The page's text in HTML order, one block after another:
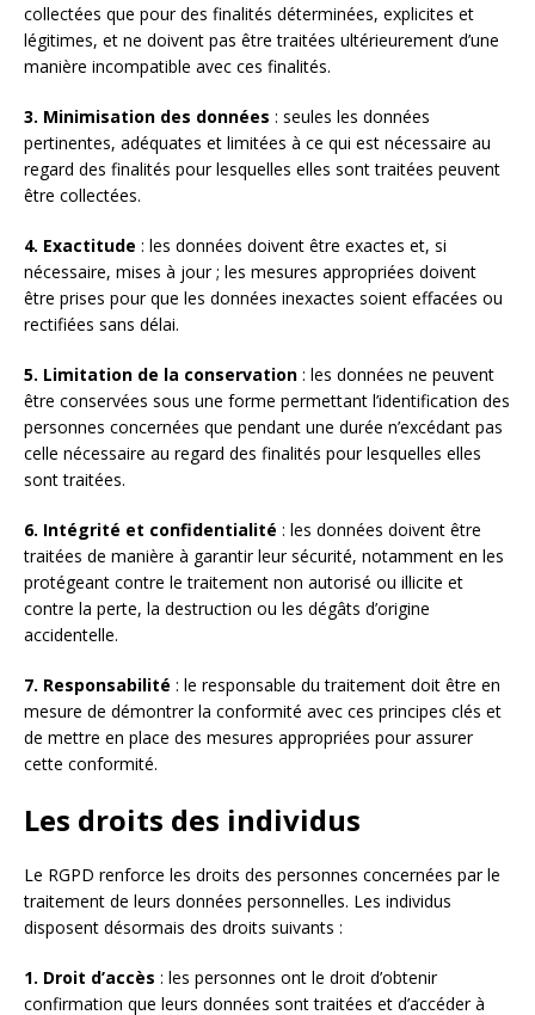
collectées que pour des finalités déterminées, explicites et
légitimes, et ne doivent pas être traitées ultérieurement d’une
manière incompatible avec ces finalités.
3. Minimisation des données : seules les données
pertinentes, adéquates et limitées à ce qui est nécessaire au
regard des finalités pour lesquelles elles sont traitées peuvent
être collectées.
4. Exactitude : les données doivent être exactes et, si
nécessaire, mises à jour ; les mesures appropriées doivent
être prises pour que les données inexactes soient effacées ou
rectifiées sans délai.
5. Limitation de la conservation : les données ne peuvent
être conservées sous une forme permettant l’identification des
personnes concernées que pendant une durée n’excédant pas
celle nécessaire au regard des finalités pour lesquelles elles
sont traitées.
6. Intégrité et confidentialité : les données doivent être
traitées de manière à garantir leur sécurité, notamment en les
protégeant contre le traitement non autorisé ou illicite et
contre la perte, la destruction ou les dégâts d’origine
accidentelle.
7. Responsabilité : le responsable du traitement doit être en
mesure de démontrer la conformité avec ces principes clés et
de mettre en place des mesures appropriées pour assurer
cette conformité.
Les droits des individus
Le RGPD renforce les droits des personnes concernées par le
traitement de leurs données personnelles. Les individus
disposent désormais des droits suivants :
1. Droit d’accès : les personnes ont le droit d’obtenir
confirmation que leurs données sont traitées et d’accéder à